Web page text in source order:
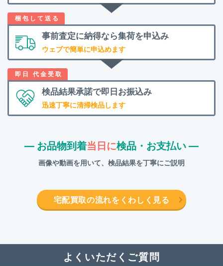
事前査定に納得なら集荷を申込み
ウェブで簡単に申込めます
検品結果承諾で即日お振込み
迅速丁寧に清掃検品します
― お品物到着当日に検品・お支払い ―
画像や動画を用いて、検品結果を丁寧にご説明
宅配買取の流れをくわしく見る
よくいただくご質問